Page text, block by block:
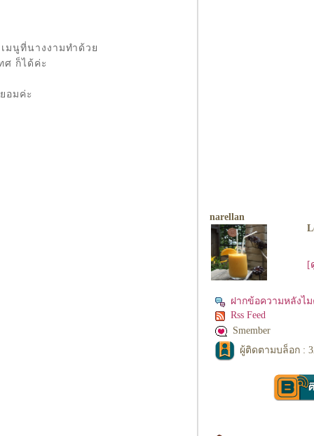
เมนูที่นางงามทำด้ว
ศ ก็ได้ค่ะ
อมค่ะ
narellan
[
ฝากข้อความหลังไ
Rss Feed
Smember
ผู้ติดตามบล็อก :